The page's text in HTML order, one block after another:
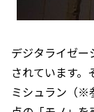
デジタライゼー
されています
ミシュラン（※